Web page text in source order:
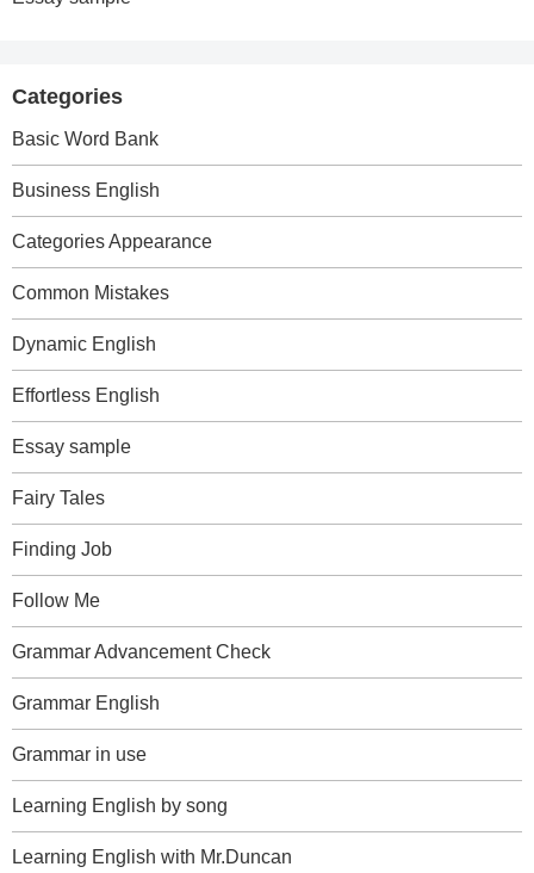
Categories
Basic Word Bank
Business English
Categories Appearance
Common Mistakes
Dynamic English
Effortless English
Essay sample
Fairy Tales
Finding Job
Follow Me
Grammar Advancement Check
Grammar English
Grammar in use
Learning English by song
Learning English with Mr.Duncan